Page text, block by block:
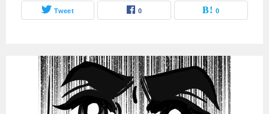
Tweet 0 0